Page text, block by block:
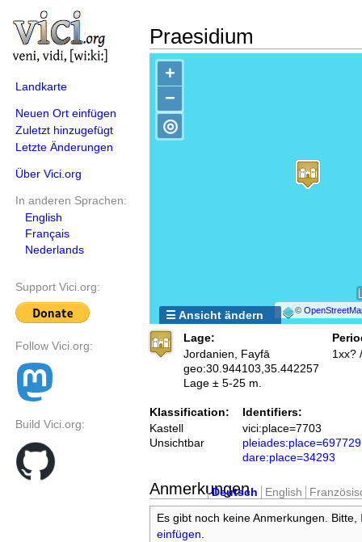
Landkarte
Neuen Ort einfügen
Zuletzt hinzugefügt
Letzte Änderungen
Über Vici.org
In anderen Sprachen:
English
Français
Nederlands
Support Vici.org:
Follow Vici.org:
Build Vici.org:
Praesidium
+
−
©
◎
☰ Ansicht ändern
Lage:
Jordanien, Fayfā
geo:30.944103,35.442257
Lage ± 5-25 m.
1xx?
Klassification:
Kastell
Unsichtbar
Identifiers:
vici:place=7703
pleiades:place=697729
dare:place=34293
Anmerkungen
Deutsch English
Es gibt noch keine Anmerkungen. Bitte,
einfügen